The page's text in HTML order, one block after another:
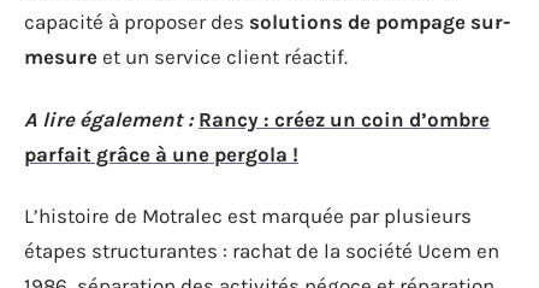
capacité à proposer des solutions de pompage sur-
mesure et un service client réactif.
A lire également : Rancy : créez un coin d’ombre
parfait grâce à une pergola !
L’histoire de Motralec est marquée par plusieurs
étapes structurantes : rachat de la société Ucem en